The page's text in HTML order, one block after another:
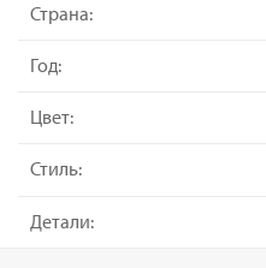
Страна:
Год:
Цвет:
Стиль:
Детали: